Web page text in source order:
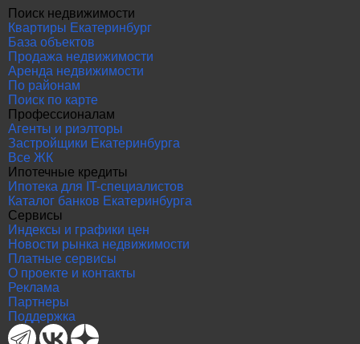
Поиск недвижимости
Квартиры Екатеринбург
База объектов
Продажа недвижимости
Аренда недвижимости
По районам
Поиск по карте
Профессионалам
Агенты и риэлторы
Застройщики Екатеринбурга
Все ЖК
Ипотечные кредиты
Ипотека для IT-специалистов
Каталог банков Екатеринбурга
Сервисы
Индексы и графики цен
Новости рынка недвижимости
Платные сервисы
О проекте и контакты
Реклама
Партнеры
Поддержка